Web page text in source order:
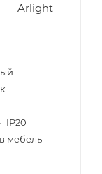
Arlight
IP20
мебель